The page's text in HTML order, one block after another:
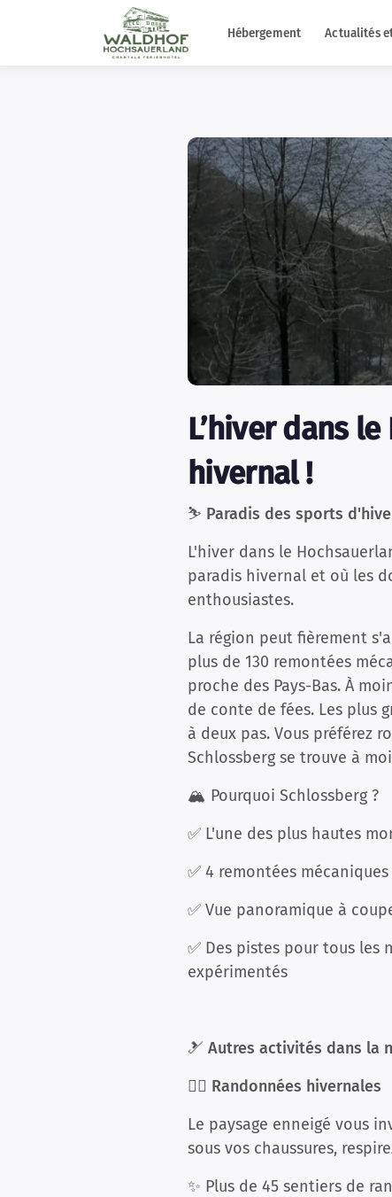
Hébergement Actualités
L’hiver dans
hivernal !
⛷️ Paradis des sports
L'hiver dans le
paradis hivernal et où les
enthousiastes.
La région peut fièrement
plus de 130 remontées
proche des Pays-Bas. À
de conte de fées. Les plus
à deux pas. Vous préférez
Schlossberg se trouve à
🏔️ Pourquoi Schlossberg ?
✅ L'une des plus hautes
✅ 4 remontées
✅ Vue panoramique à
✅ Des pistes pour tous les
expérimentés
🎿 Autres activités dans la
🚶‍♂️ Randonnées hivernales
Le paysage enneigé vous
sous vos chaussures,
✨ Plus de 45 sentiers de